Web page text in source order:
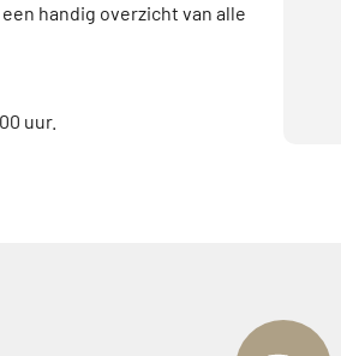
handig overzicht van alle
uur.